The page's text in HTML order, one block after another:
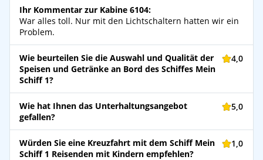
Ihr Kommentar zur Kabine 6104:
War alles toll. Nur mit den Lichtschaltern hatten wir ein
Problem.
Wie beurteilen Sie die Auswahl und Qualität der
Speisen und Getränke an Bord des Schiffes Mein
Schiff 1?
4,0
Wie hat Ihnen das Unterhaltungsangebot
gefallen?
5,0
Würden Sie eine Kreuzfahrt mit dem Schiff Mein
Schiff 1 Reisenden mit Kindern empfehlen?
1,0